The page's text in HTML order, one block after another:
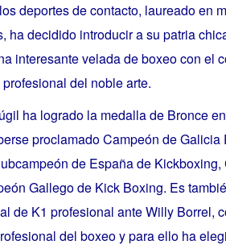
deportes de contacto, laureado en
ha decidido introducir a su patria
interesante velada de boxeo con el
del noble arte.
ha logrado la medalla de Bronce
proclamado Campeón de
de España de
Gallego de Kick Boxing. Es
de K1 profesional ante Willy Borrel,
del boxeo y para ello ha